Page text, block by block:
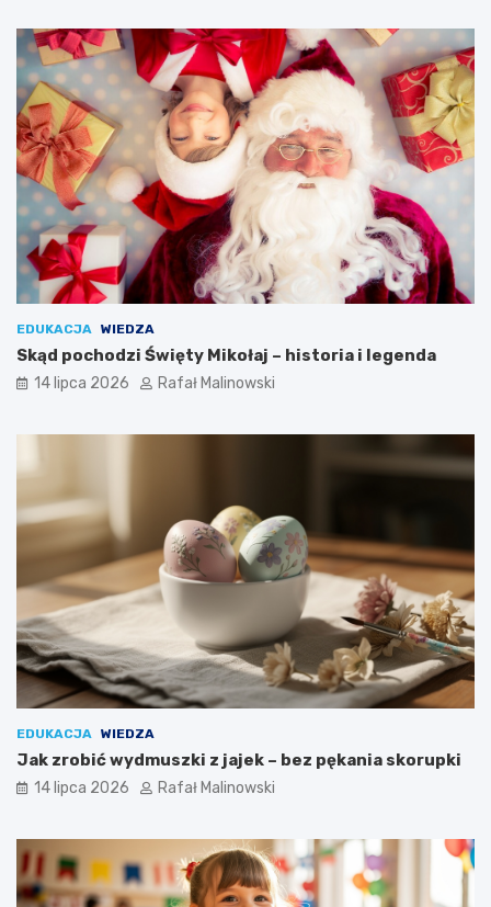
EDUKACJA WIEDZA
Skąd pochodzi Święty Mikołaj – historia i legenda
14 lipca 2026 Rafał Malinowski
EDUKACJA WIEDZA
Jak zrobić wydmuszki z jajek – bez pękania skorupki
14 lipca 2026 Rafał Malinowski